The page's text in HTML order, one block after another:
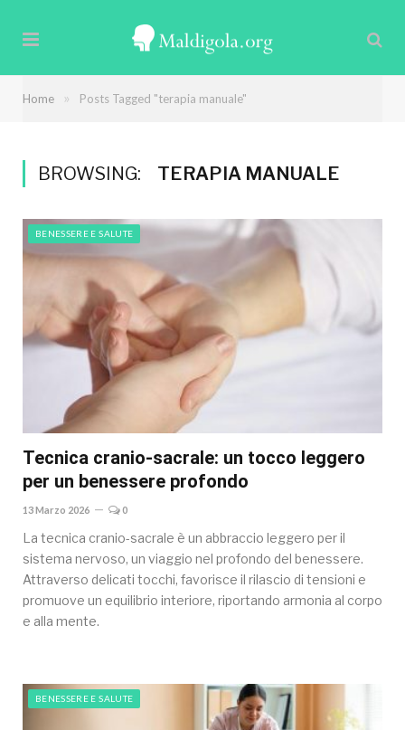
Home » Posts Tagged "terapia manuale"
BROWSING: TERAPIA MANUALE
BENESSERE E SALUTE
Tecnica cranio-sacrale: un tocco leggero
per un benessere profondo
13 Marzo 2026 0
La tecnica cranio-sacrale è un abbraccio leggero per il
sistema nervoso, un viaggio nel profondo del benessere.
Attraverso delicati tocchi, favorisce il rilascio di tensioni e
promuove un equilibrio interiore, riportando armonia al corpo
e alla mente.
BENESSERE E SALUTE